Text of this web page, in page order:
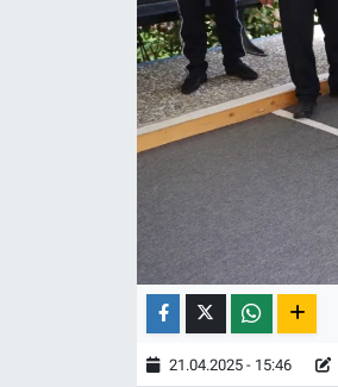
21.04.2025 - 15:46